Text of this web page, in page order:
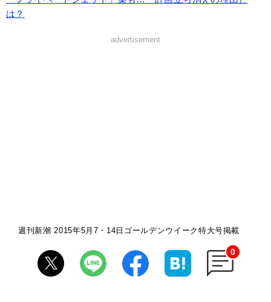
は？
advertisement
週刊新潮 2015年5月7・14日ゴールデンウイーク特大号掲載
0